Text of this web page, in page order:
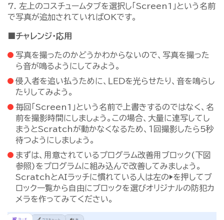
7. 左上のコスチュームタブを選択し「Screen1」という名前
で写真が追加されていればOKです。
■チャレンジ・応用
写真を撮ったのかどうかわからないので、写真を撮った
ら音が鳴るようにしてみよう。
侵入者を追い払うために、ＬＥＤを光らせたり、音を鳴らし
たりしてみよう。
毎回「Screen1」という名前で上書きするのではなく、名
前を撮影時間にしましょう。この場合、大量に連写してし
まうとScratchが動かなくなるため、１回撮影したら5秒
待つようにしましょう。
まずは、用意されているプログラム改善用ブロック(下図
参照)をプログラムに組み込んで改善してみましょう。
ScratchとAIラッチに慣れている人は左の▶を押してブ
ロック一覧から自由にブロックを選びオリジナルの防犯カ
メラを作ってみてください。